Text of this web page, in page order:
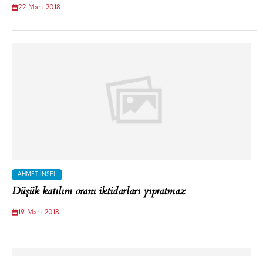
22 Mart 2018
AHMET İNSEL
Düşük katılım oranı iktidarları yıpratmaz
19 Mart 2018